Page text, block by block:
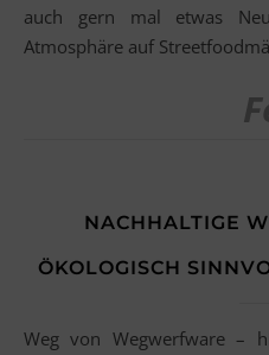
auch gern mal etwas
Atmosphäre auf
NACHHALTIGE
ÖKOLOGISCH
Weg von Wegwerfware – hin zu ökologisch sinnvollen